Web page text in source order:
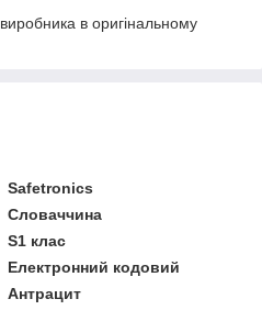
в оригінальному
Safetronics
Словаччина
S1 клас
Електронний кодовий
Антрацит